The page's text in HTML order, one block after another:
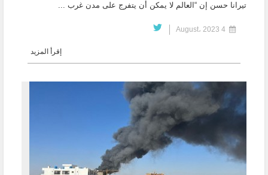
تيرانا حسن إن “العالم لا يمكن أن يتفرج على مدن غرب ...
إقرأ المزيد